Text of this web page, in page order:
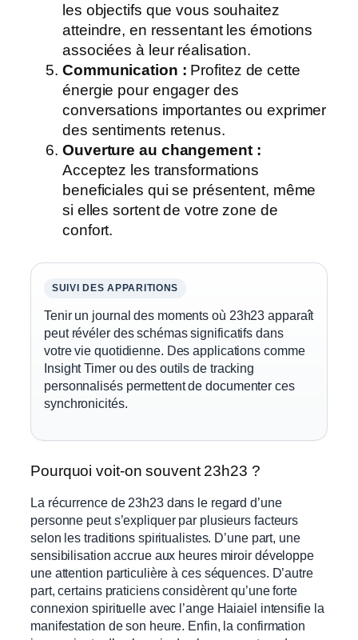
les objectifs que vous souhaitez
atteindre, en ressentant les émotions
associées à leur réalisation.
Communication : Profitez de cette
énergie pour engager des
conversations importantes ou exprimer
des sentiments retenus.
Ouverture au changement :
Acceptez les transformations
beneficiales qui se présentent, même
si elles sortent de votre zone de
confort.
SUIVI DES APPARITIONS
Tenir un journal des moments où 23h23 apparaît
peut révéler des schémas significatifs dans
votre vie quotidienne. Des applications comme
Insight Timer ou des outils de tracking
personnalisés permettent de documenter ces
synchronicités.
Pourquoi voit-on souvent 23h23 ?
La récurrence de 23h23 dans le regard d’une
personne peut s’expliquer par plusieurs facteurs
selon les traditions spiritualistes. D’une part, une
sensibilisation accrue aux heures miroir développe
une attention particulière à ces séquences. D’autre
part, certains praticiens considèrent qu’une forte
connexion spirituelle avec l’ange Haiaiel intensifie la
manifestation de son heure. Enfin, la confirmation